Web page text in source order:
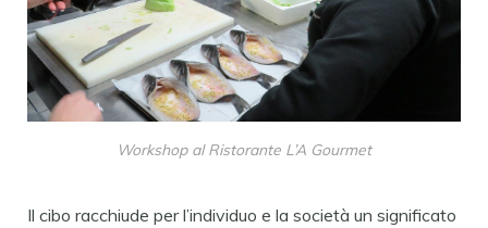
Workshop al Ristorante L’A Gourmet
Il cibo racchiude per l’individuo e la società un significato